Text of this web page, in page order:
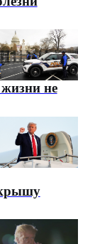
не